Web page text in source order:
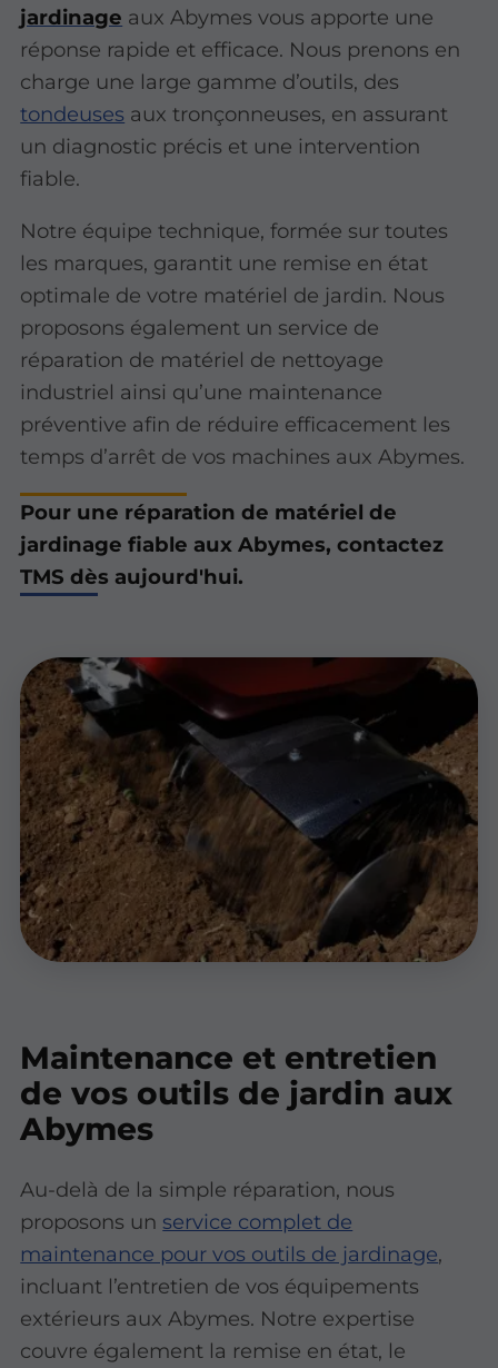
jardinage aux Abymes vous apporte une
réponse rapide et efficace. Nous prenons en
charge une large gamme d’outils, des
tondeuses aux tronçonneuses, en assurant
un diagnostic précis et une intervention
fiable.
Notre équipe technique, formée sur toutes
les marques, garantit une remise en état
optimale de votre matériel de jardin. Nous
proposons également un service de
réparation de matériel de nettoyage
industriel ainsi qu’une maintenance
préventive afin de réduire efficacement les
temps d’arrêt de vos machines aux Abymes.
Pour une réparation de matériel de
jardinage fiable aux Abymes, contactez
TMS dès aujourd'hui.
Maintenance et entretien
de vos outils de jardin aux
Abymes
Au-delà de la simple réparation, nous
proposons un service complet de
maintenance pour vos outils de jardinage,
incluant l’entretien de vos équipements
extérieurs aux Abymes. Notre expertise
couvre également la remise en état, le